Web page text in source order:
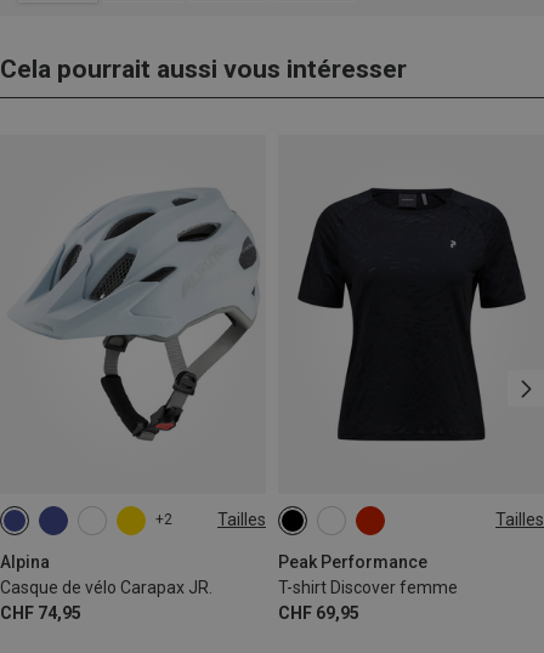
Cela pourrait aussi vous intéresser
+2 Tailles
Alpina
Casque de vélo Carapax JR.
CHF 74,95
51-56CM Tailles
Peak Performance
T-shirt Discover femme
CHF 69,95
XS M